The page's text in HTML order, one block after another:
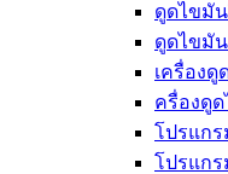
ดูดไขมั
ดูดไขมัน
เครื่องดู
ครื่องดู
โปรแกร
โปรแกร